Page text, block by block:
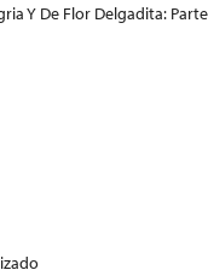
Y De Flor Delgadita: